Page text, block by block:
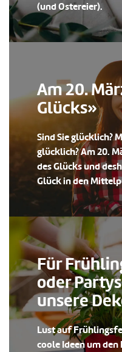
(und Ostereier).
Am 20.
Glücks»
Sind Sie glücklich?
glücklich? Am 20.
des Glücks und
Glück in den
Für
oder
unsere
Lust auf
coole Ideen um